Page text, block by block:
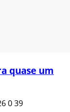
quase um
039